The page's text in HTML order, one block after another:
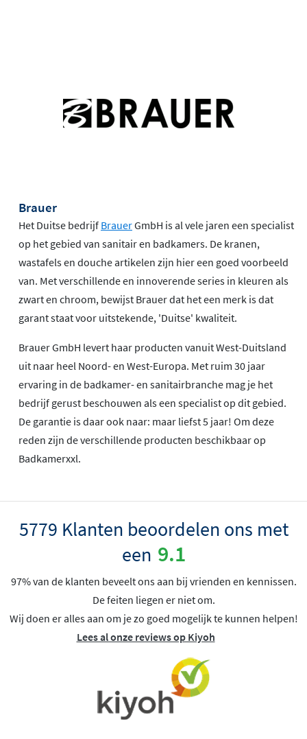
Brauer
Het Duitse bedrijf BrauerGmbH is al vele jaren een specialist
op het gebied van sanitair en badkamers. De kranen,
wastafels en douche artikelen zijn hier een goed voorbeeld
van. Met verschillende en innoverende series in kleuren als
zwart en chroom, bewijst Brauer dat het een merk is dat
garant staat voor uitstekende, 'Duitse' kwaliteit.
Brauer GmbH levert haar producten vanuit West-Duitsland
uit naar heel Noord- en West-Europa. Met ruim 30 jaar
ervaring in de badkamer- en sanitairbranche mag je het
bedrijf gerust beschouwen als een specialist op dit gebied.
De garantie is daar ook naar: maar liefst 5 jaar! Om deze
reden zijn de verschillende producten beschikbaar op
Badkamerxxl.
5779 Klanten beoordelen ons met
een 9.1
97% van de klanten beveelt ons aan bij vrienden en kennissen.
De feiten liegen er niet om.
Wij doen er alles aan om je zo goed mogelijk te kunnen helpen!
Lees al onze reviews op Kiyoh